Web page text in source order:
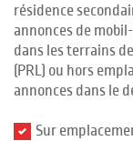
résidence
annonces de
dans les terrains
(PRL) ou hors
annonces dans le
Sur